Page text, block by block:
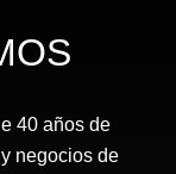
40 años de
negocios de